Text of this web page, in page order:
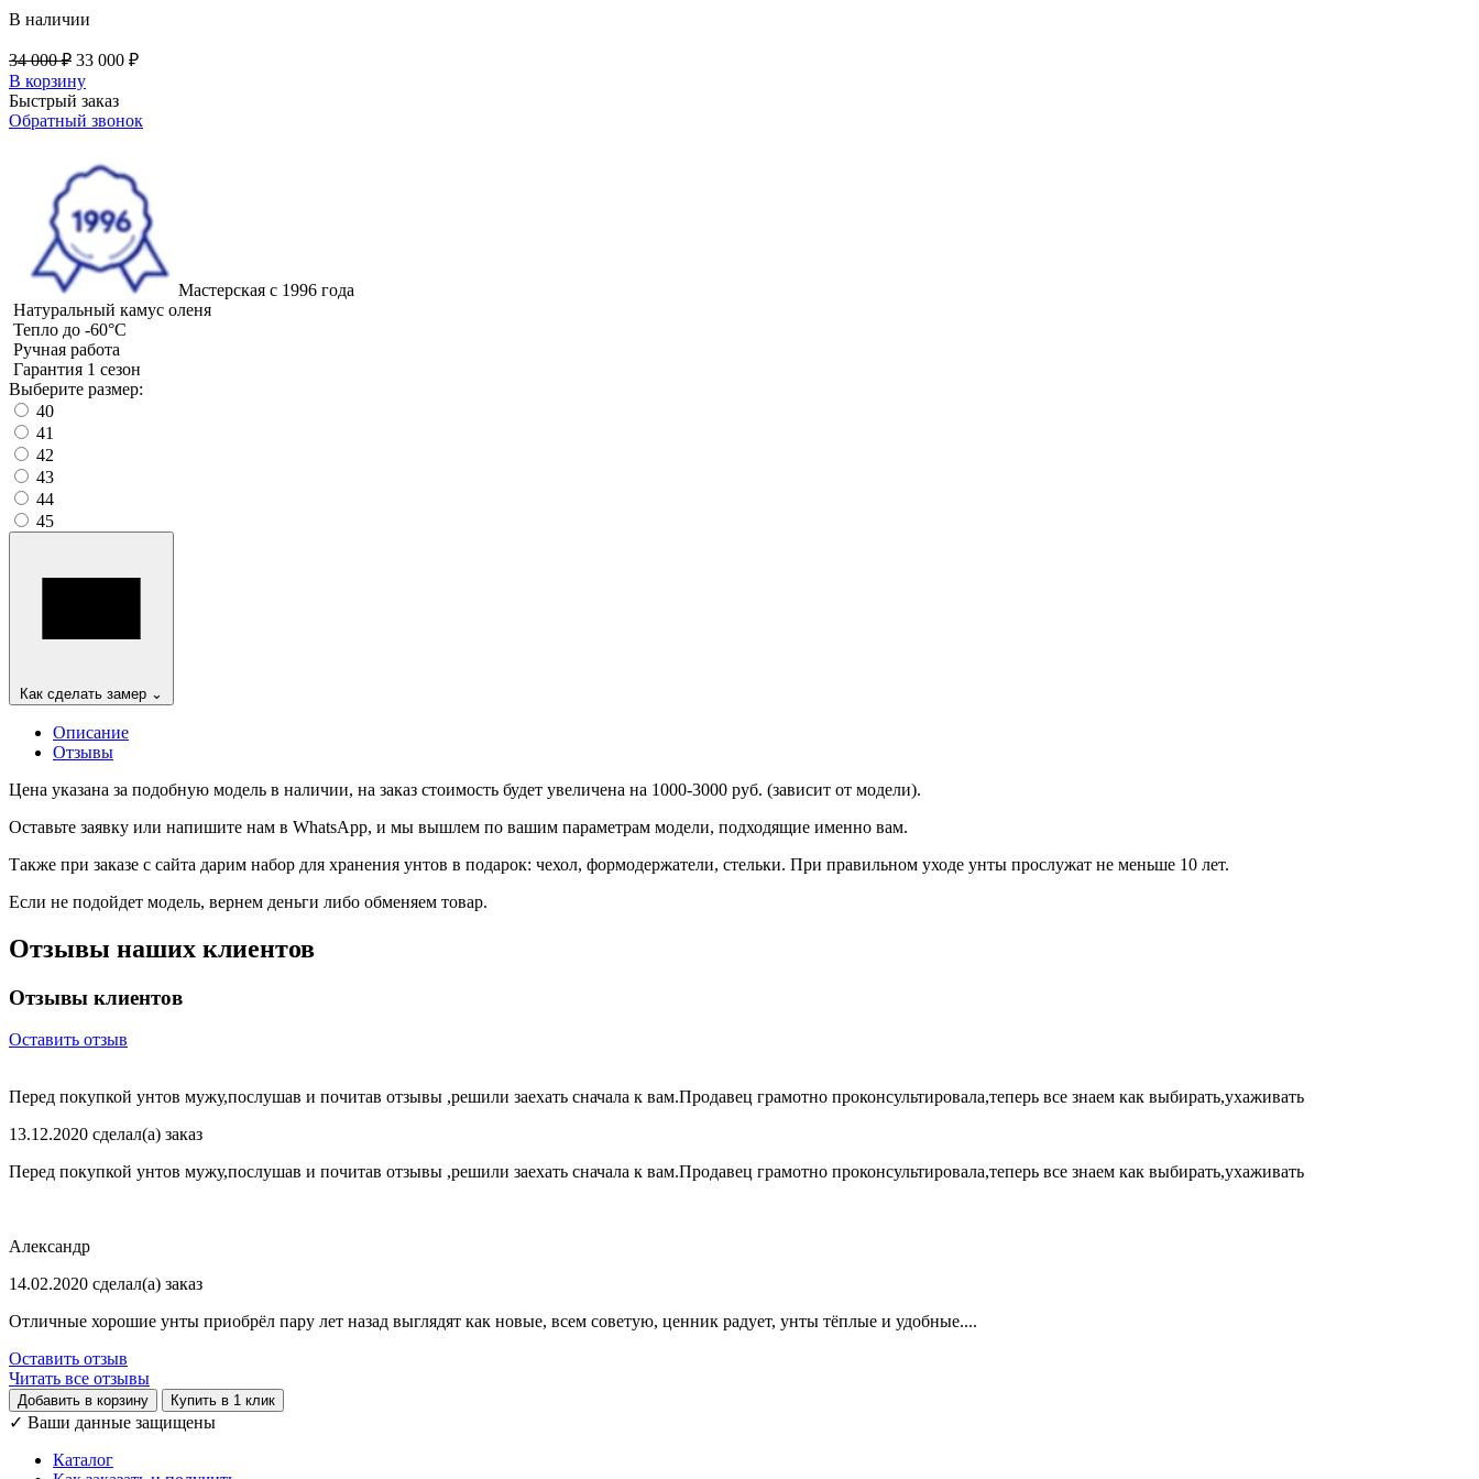
В наличии
34 000 ₽ 33 000 ₽
В корзину
Быстрый заказ
Обратный звонок
Мастерская с 1996 года
Натуральный камус оленя
Тепло до -60°C
Ручная работа
Гарантия 1 сезон
Выберите размер:
40
41
42
43
44
45
Как сделать замер ⌄
Описание
Отзывы
Цена указана за подобную модель в наличии, на заказ стоимость будет увеличена на 1000-3000 руб. (зависит от модели).
Оставьте заявку или напишите нам в WhatsApp, и мы вышлем по вашим параметрам модели, подходящие именно вам.
Также при заказе с сайта дарим набор для хранения унтов в подарок: чехол, формодержатели, стельки. При правильном уходе унты прослужат не меньше 10 лет.
Если не подойдет модель, вернем деньги либо обменяем товар.
Отзывы наших клиентов
Отзывы клиентов
Оставить отзыв
Перед покупкой унтов мужу,послушав и почитав отзывы ,решили заехать сначала к вам.Продавец грамотно проконсультировала,теперь все знаем как выбирать,ухаживать
13.12.2020 сделал(а) заказ
Перед покупкой унтов мужу,послушав и почитав отзывы ,решили заехать сначала к вам.Продавец грамотно проконсультировала,теперь все знаем как выбирать,ухаживать
Александр
14.02.2020 сделал(а) заказ
Отличные хорошие унты приобрёл пару лет назад выглядят как новые, всем советую, ценник радует, унты тёплые и удобные....
Оставить отзыв
Читать все отзывы
Добавить в корзину Купить в 1 клик
✓ Ваши данные защищены
Каталог